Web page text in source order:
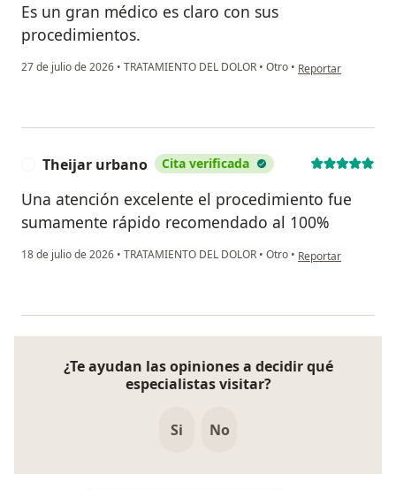
Es un gran médico es claro con sus
procedimientos.
27 de julio de 2026 • TRATAMIENTO DEL DOLOR • Otro • en opinión del
Reportar
Theijar urbano Cita verificada
Una atención excelente el procedimiento fue
sumamente rápido recomendado al 100%
18 de julio de 2026 • TRATAMIENTO DEL DOLOR • Otro • en opinión del
Reportar
¿Te ayudan las opiniones a decidir qué
especialistas visitar?
Si No